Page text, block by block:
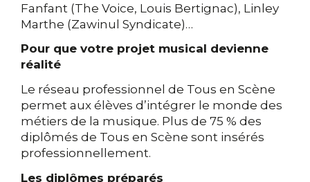
Fanfant (The Voice, Louis Bertignac), Linley
Marthe (Zawinul Syndicate)…
Pour que votre projet musical devienne
réalité
Le réseau professionnel de Tous en Scène
permet aux élèves d’intégrer le monde des
métiers de la musique. Plus de 75 % des
diplômés de Tous en Scène sont insérés
professionnellement.
Les diplômes préparés